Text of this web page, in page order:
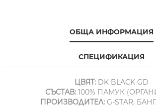
ОБЩА ИНФОРМАЦИЯ
СПЕЦИФИКАЦИЯ
ЦВЯТ:DK BLACK GD
СЪСТАВ:100% ПАМУК
ПРОИЗВОДИТЕЛ:G-STAR,